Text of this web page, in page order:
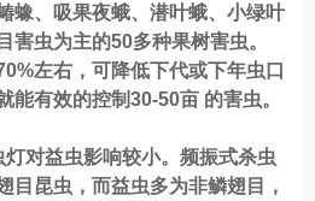
蟓、吸果夜蛾、潜叶蛾、小绿叶
害虫为主的50多种果树害虫。
左右，可降低下代或下年虫口
能有效的控制30-50亩 的害虫。
对益虫影响较小。频振式杀虫
目昆虫，而益虫多为非鳞翅目，